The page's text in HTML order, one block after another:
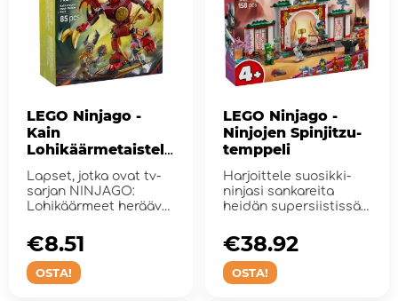
LEGO Ninjago -
Kain
Lohikäärmetaistelu
Lapset, jotka ovat tv-
sarjan NINJAGO:
Lohikäärmeet heräävät
OSTA!
€8.51
LEGO Ninjago -
Ninjojen Spinjitzu-
temppeli
Harjoittele suosikki-
ninjasi sankareita
heidän supersiistissä
OSTA!
€38.92